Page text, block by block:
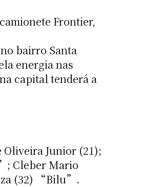
Frontier,
bairro Santa
energia nas
capital tenderá a
Junior (21);
Cleber Mario
(32) “Bilu”.